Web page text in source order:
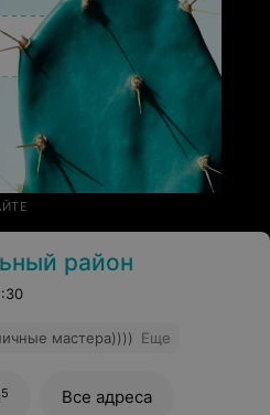
район
мастера)))) Еще
5 Все адреса